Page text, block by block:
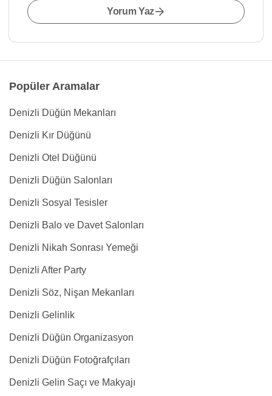
Yorum Yaz
Popüler Aramalar
Denizli Düğün Mekanları
Denizli Kır Düğünü
Denizli Otel Düğünü
Denizli Düğün Salonları
Denizli Sosyal Tesisler
Denizli Balo ve Davet Salonları
Denizli Nikah Sonrası Yemeği
Denizli After Party
Denizli Söz, Nişan Mekanları
Denizli Gelinlik
Denizli Düğün Organizasyon
Denizli Düğün Fotoğrafçıları
Denizli Gelin Saçı ve Makyajı